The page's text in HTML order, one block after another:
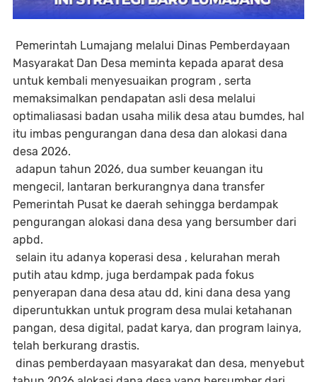
Pemerintah Lumajang melalui Dinas Pemberdayaan
Masyarakat Dan Desa meminta kepada aparat desa
untuk kembali menyesuaikan program , serta
memaksimalkan pendapatan asli desa melalui
optimaliasasi badan usaha milik desa atau bumdes, hal
itu imbas pengurangan dana desa dan alokasi dana
desa 2026.
adapun tahun 2026, dua sumber keuangan itu
mengecil, lantaran berkurangnya dana transfer
Pemerintah Pusat ke daerah sehingga berdampak
pengurangan alokasi dana desa yang bersumber dari
apbd.
selain itu adanya koperasi desa , kelurahan merah
putih atau kdmp, juga berdampak pada fokus
penyerapan dana desa atau dd, kini dana desa yang
diperuntukkan untuk program desa mulai ketahanan
pangan, desa digital, padat karya, dan program lainya,
telah berkurang drastis.
dinas pemberdayaan masyarakat dan desa, menyebut